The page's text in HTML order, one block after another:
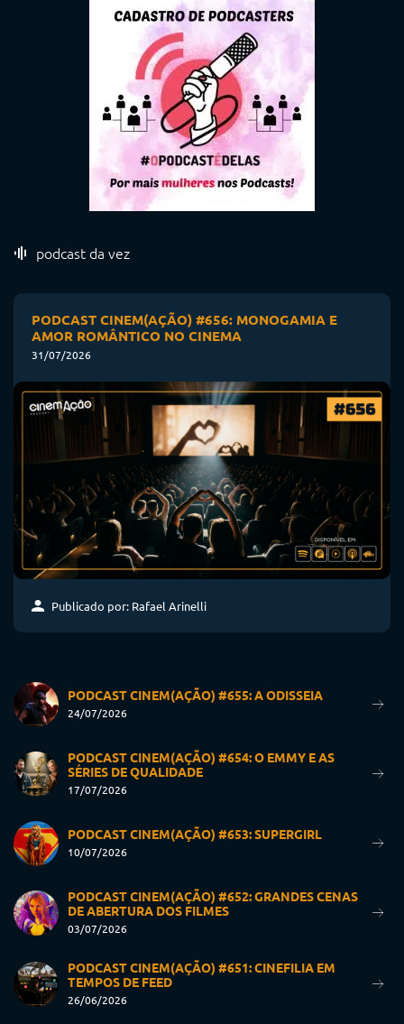
podcast da vez
PODCAST CINEM(AÇÃO) #656: MONOGAMIA E
AMOR ROMÂNTICO NO CINEMA
31/07/2026
Publicado por: Rafael Arinelli
PODCAST CINEM(AÇÃO) #655: A ODISSEIA
24/07/2026
PODCAST CINEM(AÇÃO) #654: O EMMY E AS
SÉRIES DE QUALIDADE
17/07/2026
PODCAST CINEM(AÇÃO) #653: SUPERGIRL
10/07/2026
PODCAST CINEM(AÇÃO) #652: GRANDES CENAS
DE ABERTURA DOS FILMES
03/07/2026
PODCAST CINEM(AÇÃO) #651: CINEFILIA EM
TEMPOS DE FEED
26/06/2026